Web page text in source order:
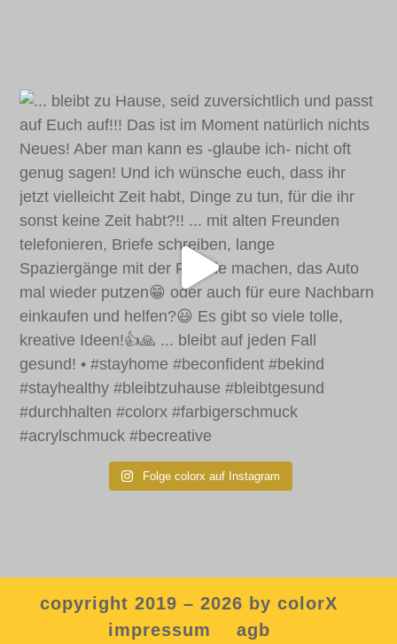
Folge colorx auf Instagram
copyright 2019 – 2026 by colorX
impressum
agb